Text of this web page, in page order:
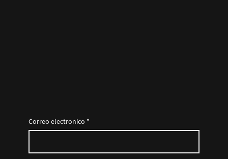
Correo electronico *